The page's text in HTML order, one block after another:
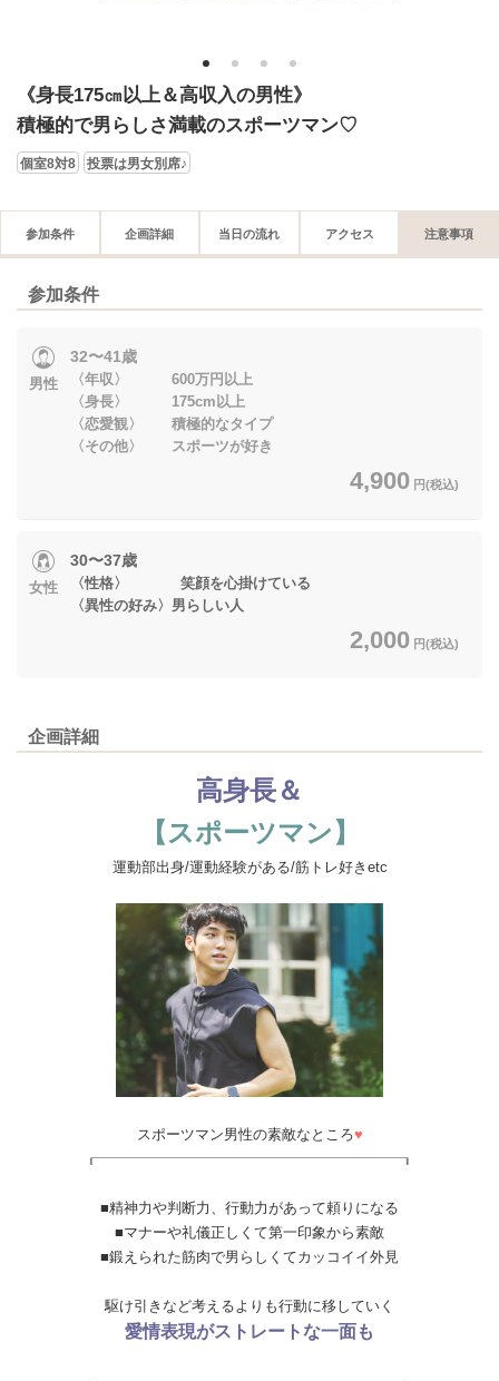
1 2 3 4
《身長175㎝以上＆高収入の男性》
積極的で男らしさ満載のスポーツマン♡
個室8対8 投票は男女別席♪
参加条件 企画詳細 当日の流れ アクセス 注意事項
参加条件
男性
32〜41歳
〈年収〉 600万円以上
〈身長〉 175cm以上
〈恋愛観〉 積極的なタイプ
〈その他〉 スポーツが好き
4,900 円(税込)
女性
30〜37歳
〈性格〉 笑顔を心掛けている
〈異性の好み〉男らしい人
2,000 円(税込)
企画詳細
高身長＆
【スポーツマン】
運動部出身/運動経験がある/筋トレ好きetc
スポーツマン男性の素敵なところ♥
■精神力や判断力、行動力があって頼りになる
■マナーや礼儀正しくて第一印象から素敵
■鍛えられた筋肉で男らしくてカッコイイ外見
駆け引きなど考えるよりも行動に移していく
愛情表現がストレートな一面も